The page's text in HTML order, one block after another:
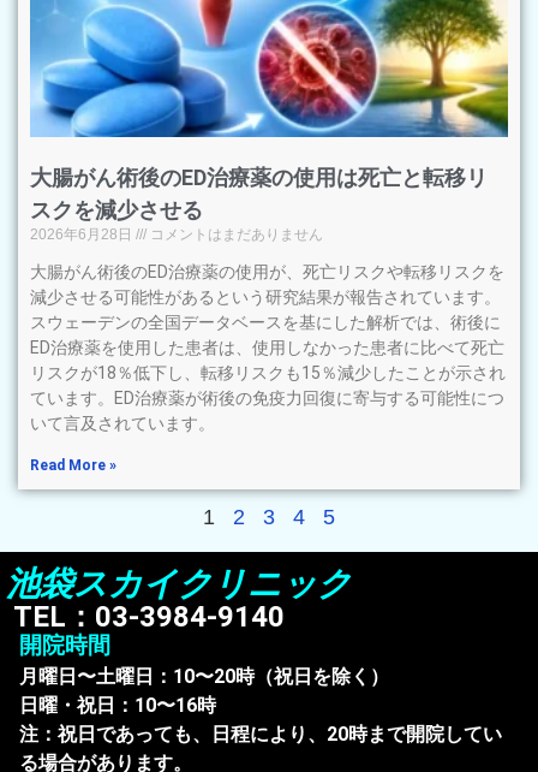
大腸がん術後のED治療薬の使用は死亡と転移リ
スクを減少させる
2026年6月28日 コメントはまだありません
大腸がん術後のED治療薬の使用が、死亡リスクや転移リスクを
減少させる可能性があるという研究結果が報告されています。
スウェーデンの全国データベースを基にした解析では、術後に
ED治療薬を使用した患者は、使用しなかった患者に比べて死亡
リスクが18％低下し、転移リスクも15％減少したことが示され
ています。ED治療薬が術後の免疫力回復に寄与する可能性につ
いて言及されています。
Read More »
1 2 3 4 5
池袋スカイクリニック
TEL：03-3984-9140
開院時間
月曜日〜土曜日：10〜20時（祝日を除く）
日曜・祝日：10〜16時
注：祝日であっても、日程により、20時まで開院してい
る場合があります。